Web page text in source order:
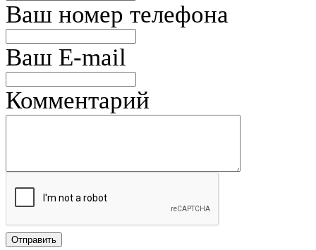
Ваш номер телефона
Ваш E-mail
Комментарий